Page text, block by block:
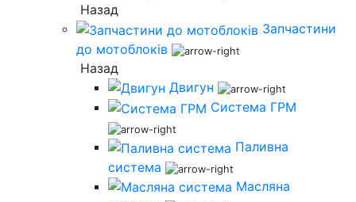
Назад
Запчастини
до мотоблоків
Назад
Двигун
Система ГРМ
Паливна
система
Масляна